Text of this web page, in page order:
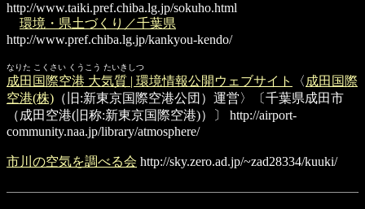
http://www.taiki.pref.chiba.lg.jp/sokuho.html
環境・県土づくり／千葉県
http://www.pref.chiba.lg.jp/kankyou-kendo/
なりた こくさい くうこう たいきしつ
成田国際空港 大気質 | 環境情報公開ウェブサイト 〈 成田国際
空港(株) （旧:新東京国際空港公団）運営〉〔千葉県成田市
（成田空港(旧称:新東京国際空港)）〕
http://airport-
community.naa.jp/library/atmosphere/
市川の空気を調べる会 http://sky.zero.ad.jp/~zad28334/kuuki/